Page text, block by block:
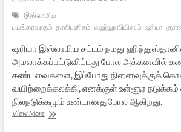
இஸ்லாமிய
பயங்கரவாதம் தாலிபனிசம் வஹ்ஹாபியிஸம் ஷரியா
ஷரியா இஸ்லாமிய சட்டம் நமது
அமலாக்கப்பட்டுவிட்டது போல அக்கனவில்
கண்டவைகளை, இப்போது நினைவுக்குக்
வயிற்றைக்கலக்கி, எனக்குள் உள்ளூர நடுக்கம்
நிலநடுக்கமும் உண்டானதுபோல ஆகிறது.
View Moreஇந்தியாவில்